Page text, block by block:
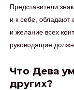
Представители
и к себе, обладают
и желание всех
руководящие
Что Дева
других?